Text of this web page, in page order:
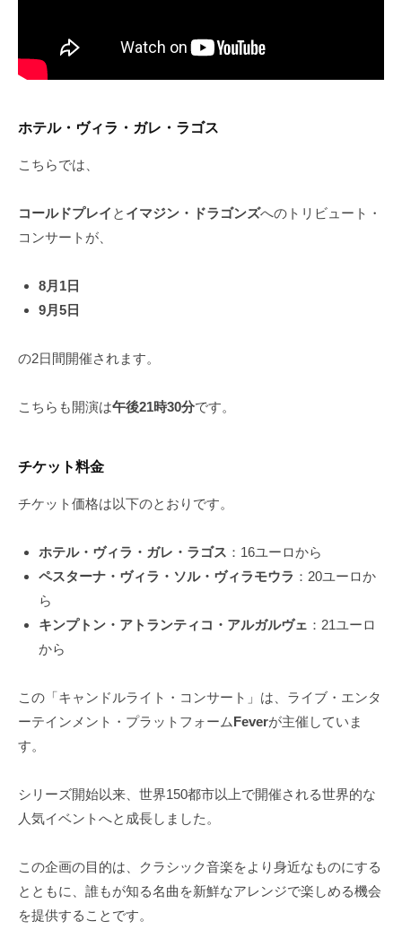
ホテル・ヴィラ・ガレ・ラゴス
こちらでは、
コールドプレイ と イマジン・ドラゴンズへのトリビュート・
コンサートが、
8月1日
9月5日
の2日間開催されます。
こちらも開演は午後21時30分です。
チケット料金
チケット価格は以下のとおりです。
ホテル・ヴィラ・ガレ・ラゴス ：16ユーロから
ペスターナ・ヴィラ・ソル・ヴィラモウラ ：20ユーロか
ら
キンプトン・アトランティコ・アルガルヴェ ：21ユーロ
から
この「キャンドルライト・コンサート」は、ライブ・エンタ
ーテインメント・プラットフォームFeverが主催していま
す。
シリーズ開始以来、世界150都市以上で開催される世界的な
人気イベントへと成長しました。
この企画の目的は、クラシック音楽をより身近なものにする
とともに、誰もが知る名曲を新鮮なアレンジで楽しめる機会
を提供することです。